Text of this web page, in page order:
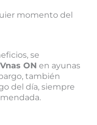
momento del
se
Vnas ON en ayunas
también
del día, siempre